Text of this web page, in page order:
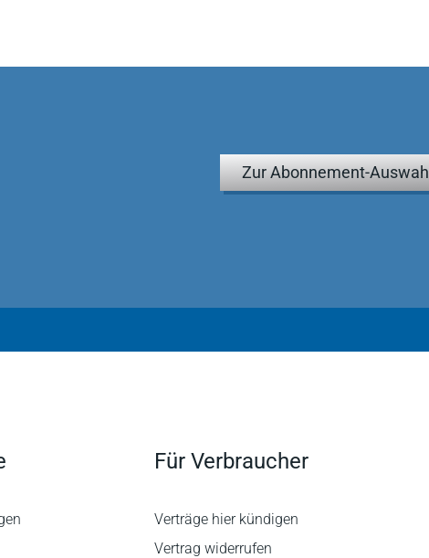
34, welche durch einen leicht verjüngten
Klassiker zu lesen, ihrer inneren Vernunft
Szenerie der römischen Kaiserzeit
ohne aber das Original durch
Ziel ist durchweg und gleichmäßig erreicht
Zur Abonnement-Auswahl
Für Verbraucher
Verträge hier kündigen
Vertrag widerrufen